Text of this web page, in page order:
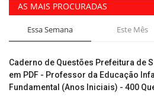
AS MAIS PROCURADAS
Essa Semana Este Mês
Caderno de Questões Prefeitura de
em PDF - Professor da Educação
Fundamental (Anos Iniciais) - 400